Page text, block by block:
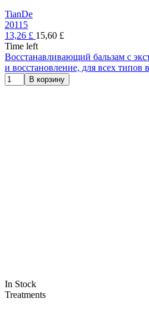
TianDe
20115
13,26 £ 15,60 £
Time left
Восстанавливающий бальзам с
и восстановление, для всех типов
В корзину
In Stock
Treatments